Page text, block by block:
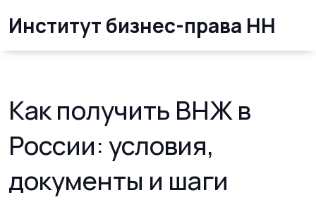
Институт бизнес-права НН
Как получить ВНЖ в
России: условия,
документы и шаги